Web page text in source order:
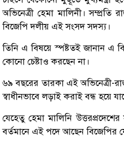
অভিনেত্রী হেমা মালিনী।
বিজেপি দলীয় এই সংসদ সদস্য।
তিনি এ বিষয়ে স্পষ্টতই জানান এ
কোনো চেষ্টাও করছেন না।
৬৯ বছরের তারকা এই অভিনেত্রী-
স্বাধীনভাবে লড়াই করাই বন্ধ হয়ে
যেহেতু হেমা মালিনি
বর্তমানে এই পদে আছেন বিজেপির